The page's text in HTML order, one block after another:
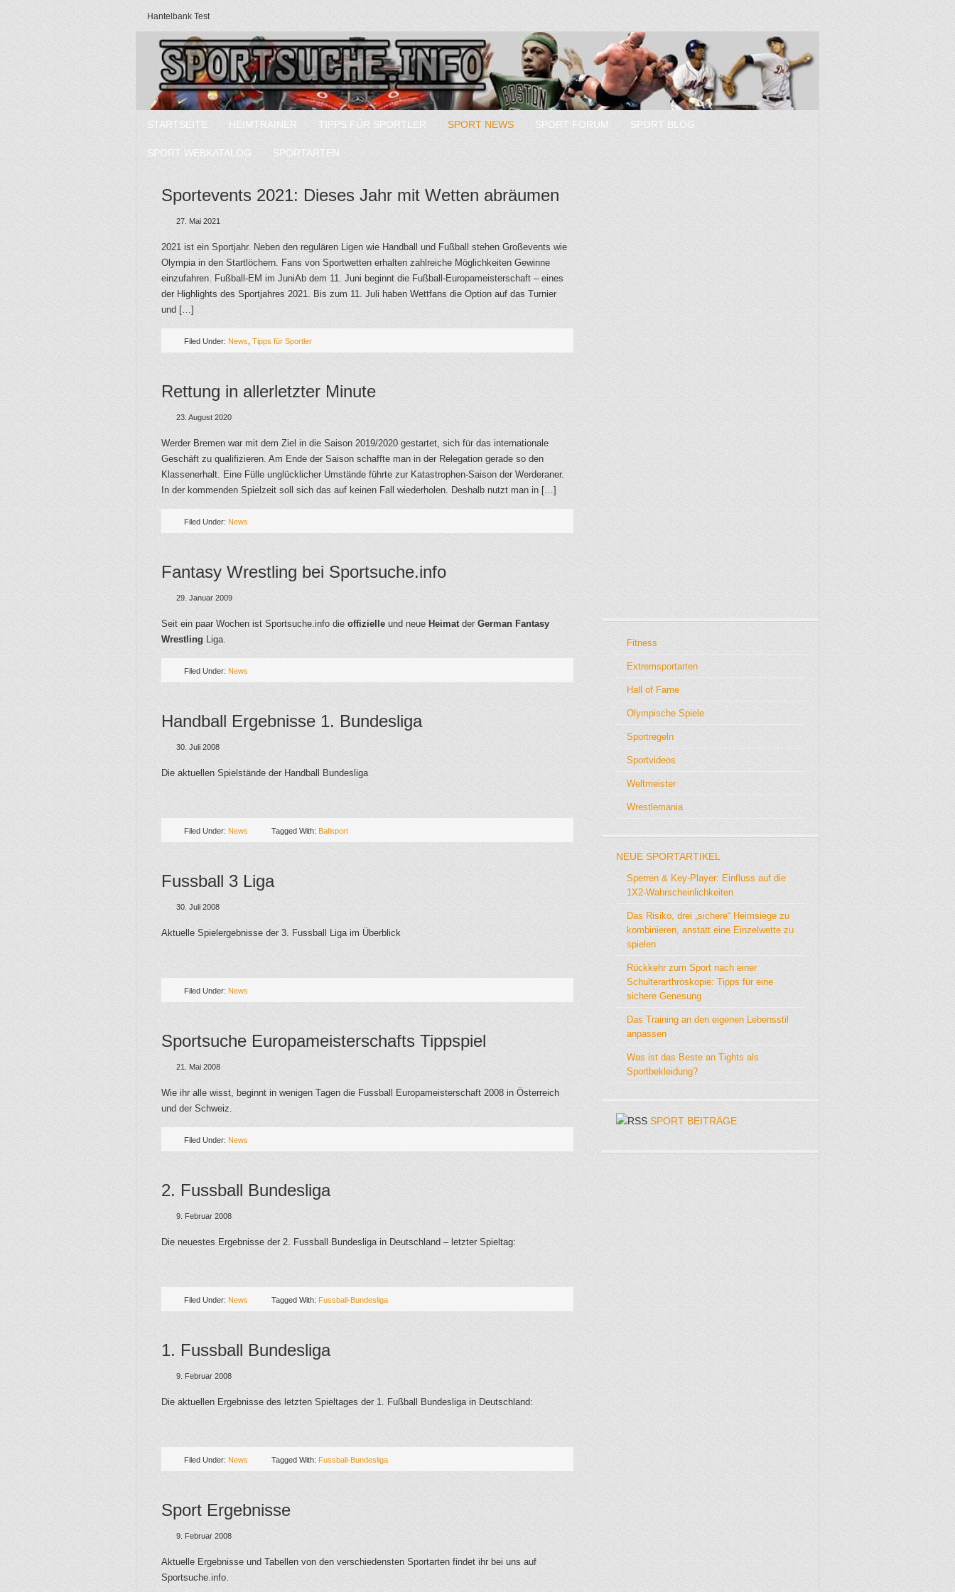
Hantelbank Test
STARTSEITE HEIMTRAINER TIPPS FÜR SPORTLER SPORT NEWS SPORT FORUM SPORT BLOG
SPORT WEBKATALOG SPORTARTEN
Sportevents 2021: Dieses Jahr mit Wetten abräumen
27. Mai 2021
2021 ist ein Sportjahr. Neben den regulären Ligen wie Handball und Fußball stehen Großevents wie
Olympia in den Startlöchern. Fans von Sportwetten erhalten zahlreiche Möglichkeiten Gewinne
einzufahren. Fußball-EM im JuniAb dem 11. Juni beginnt die Fußball-Europameisterschaft – eines
der Highlights des Sportjahres 2021. Bis zum 11. Juli haben Wettfans die Option auf das Turnier
und […]
Filed Under: News Tipps für Sportler
Rettung in allerletzter Minute
23. August 2020
Werder Bremen war mit dem Ziel in die Saison 2019/2020 gestartet, sich für das internationale
Geschäft zu qualifizieren. Am Ende der Saison schaffte man in der Relegation gerade so den
Klassenerhalt. Eine Fülle unglücklicher Umstände führte zur Katastrophen-Saison der Werderaner.
In der kommenden Spielzeit soll sich das auf keinen Fall wiederholen. Deshalb nutzt man in […]
Filed Under: News
Fantasy Wrestling bei Sportsuche.info
29. Januar 2009
Seit ein paar Wochen ist Sportsuche.info die offizielle und neue Heimat der German Fantasy
Wrestling Liga.
Filed Under: News
Handball Ergebnisse 1. Bundesliga
30. Juli 2008
Die aktuellen Spielstände der Handball Bundesliga
Filed Under: News Tagged With: Ballsport
Fussball 3 Liga
30. Juli 2008
Aktuelle Spielergebnisse der 3. Fussball Liga im Überblick
Filed Under: News
Sportsuche Europameisterschafts Tippspiel
21. Mai 2008
Wie ihr alle wisst, beginnt in wenigen Tagen die Fussball Europameisterschaft 2008 in Österreich
und der Schweiz.
Filed Under: News
2. Fussball Bundesliga
9. Februar 2008
Die neuestes Ergebnisse der 2. Fussball Bundesliga in Deutschland – letzter Spieltag:
Filed Under: News Tagged With: Fussball-Bundesliga
1. Fussball Bundesliga
9. Februar 2008
Die aktuellen Ergebnisse des letzten Spieltages der 1. Fußball Bundesliga in Deutschland:
Filed Under: News Tagged With: Fussball-Bundesliga
Sport Ergebnisse
9. Februar 2008
Aktuelle Ergebnisse und Tabellen von den verschiedensten Sportarten findet ihr bei uns auf
Sportsuche.info.
Fitness
Extremsportarten
Hall of Fame
Olympische Spiele
Sportregeln
Sportvideos
Weltmeister
Wrestlemania
NEUE SPORTARTIKEL
Sperren & Key-Player: Einfluss auf die
1X2-Wahrscheinlichkeiten
Das Risiko, drei „sichere“ Heimsiege zu
kombinieren, anstatt eine Einzelwette zu
spielen
Rückkehr zum Sport nach einer
Schulterarthroskopie: Tipps für eine
sichere Genesung
Das Training an den eigenen Lebensstil
anpassen
Was ist das Beste an Tights als
Sportbekleidung?
SPORT BEITRÄGE